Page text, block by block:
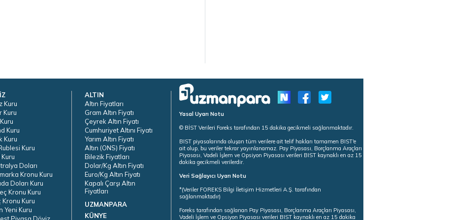
Kuru
Kuru
Kuru
Kuru
Kuru
Doları
Kronu Kuru
Doları Kuru
Kronu Kuru
Kronu Kuru
Yeni Kuru
Piyasa Döviz
ALTIN
Altın Fiyatları
Gram Altın Fiyatı
Çeyrek Altın Fiyatı
Cumhuriyet Altını Fiyatı
Yarım Altın Fiyatı
Altın (ONS) Fiyatı
Bilezik Fiyatları
Dolar/Kg Altın Fiyatı
Euro/Kg Altın Fiyatı
Kapalı Çarşı Altın
Fiyatları
UZMANPARA
KÜNYE
Yasal Uyarı Notu
© BİST Verileri Foreks tarafından 15 dakika gecikmeli sağlanmaktadır.
BIST piyasalarında oluşan tüm verilere ait telif hakları tamamen BIST'e
ait olup, bu veriler tekrar yayınlanamaz. Pay Piyasası, Borçlanma Araçları
Piyasası, Vadeli İşlem ve Opsiyon Piyasası verileri BIST kaynaklı en az 15
dakika gecikmeli verilerdir.
Veri Sağlayıcı Uyarı Notu
*(Veriler FOREKS Bilgi İletişim Hizmetleri A.Ş. tarafından
sağlanmaktadır)
Foreks tarafından sağlanan Pay Piyasası, Borçlanma Araçları Piyasası,
Vadeli İşlem ve Opsiyon Piyasası verileri BIST kaynaklı en az 15 dakika